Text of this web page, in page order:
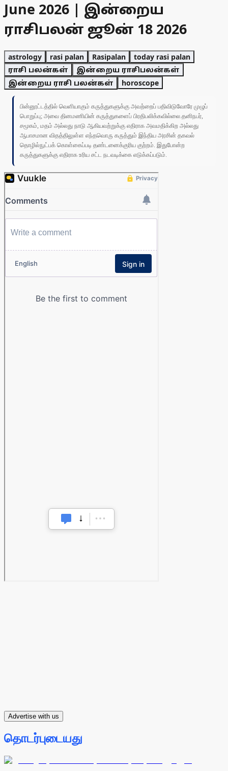
June 2026 | இன்றைய
ராசிபலன் ஜூன் 18 2026
astrology rasi palan Rasipalan
today rasi palan
ராசி பலன்கள்
இன்றைய ராசிபலன்கள்
இன்றைய ராசி பலன்கள்
horoscope
பின்னூட்டத்தில் வெளியாகும் கருத்துகளுக்கு அவற்றைப் பதிவிடுவோரே முழுப்
பொறுப்பு; அவை தினமணியின் கருத்துகளைப் பிரதிபலிக்கவில்லை.தனிநபர்,
சமூகம், மதம் அல்லது நாடு ஆகியவற்றுக்கு எதிராக அவமதிக்கிற அல்லது
ஆபாசமான விதத்திலுள்ள எந்தவொரு கருத்தும் இந்திய அரசின் தகவல்
தொழில்நுட்பக் கொள்கைப்படி தண்டனைக்குரிய குற்றம். இதுபோன்ற
கருத்துகளுக்கு எதிராக உரிய சட்ட நடவடிக்கை எடுக்கப்படும்.
Advertise with us
தொடர்புடையது